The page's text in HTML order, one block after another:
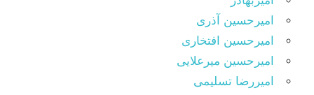
امیرحسین آذری
امیرحسین افتخاری
امیرحسین میرعلایی
امیررضا تسلیمی